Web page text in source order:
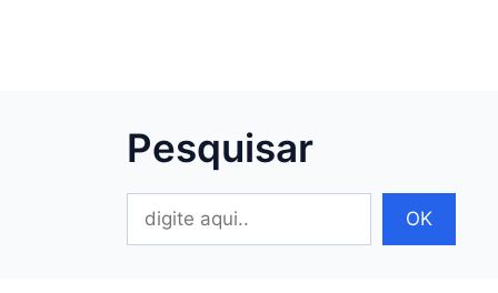
Pesquisar
OK